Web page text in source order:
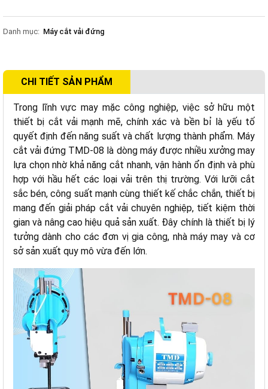
Danh mục: Máy cắt vải đứng
CHI TIẾT SẢN PHẨM
Trong lĩnh vực may mặc công nghiệp, việc sở hữu một
thiết bị cắt vải mạnh mẽ, chính xác và bền bỉ là yếu tố
quyết định đến năng suất và chất lượng thành phẩm. Máy
cắt vải đứng TMD-08 là dòng máy được nhiều xưởng may
lựa chọn nhờ khả năng cắt nhanh, vận hành ổn định và phù
hợp với hầu hết các loại vải trên thị trường. Với lưỡi cắt
sắc bén, công suất mạnh cùng thiết kế chắc chắn, thiết bị
mang đến giải pháp cắt vải chuyên nghiệp, tiết kiệm thời
gian và nâng cao hiệu quả sản xuất. Đây chính là thiết bị lý
tưởng dành cho các đơn vị gia công, nhà máy may và cơ
sở sản xuất quy mô vừa đến lớn.